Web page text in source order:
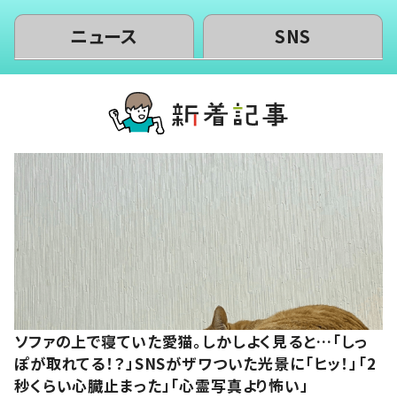
ニュース SNS
ソファの上で寝ていた愛猫。しかしよく見ると…「しっ
ぽが取れてる！？」SNSがザワついた光景に「ヒッ！」「2
秒くらい心臓止まった」「心霊写真より怖い」